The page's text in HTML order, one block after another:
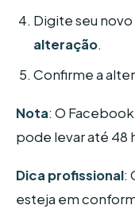
Digite seu
alteração.
Confirme a
Nota: O
pode levar até 48
Dica profissional:
esteja em